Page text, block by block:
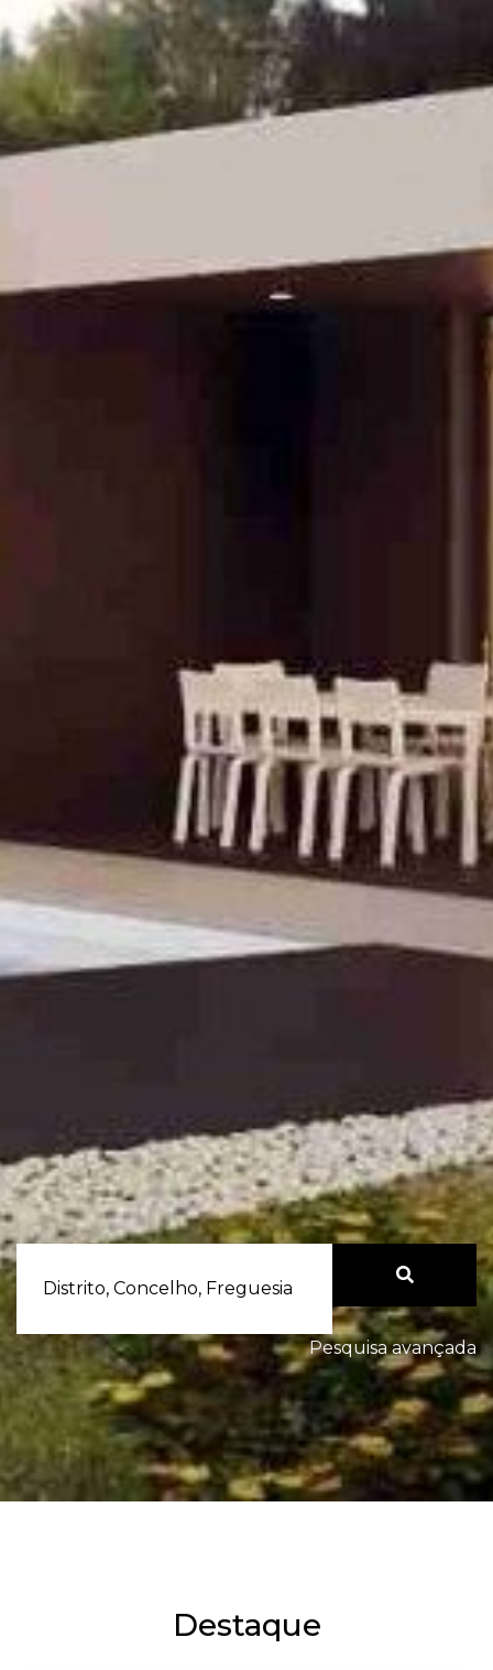
Distrito, Concelho, Freguesia
Pesquisa avançada
Destaque